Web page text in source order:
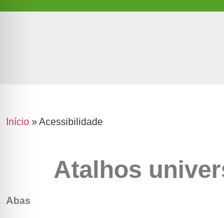
Início »Acessibilidade
Atalhos
Abas